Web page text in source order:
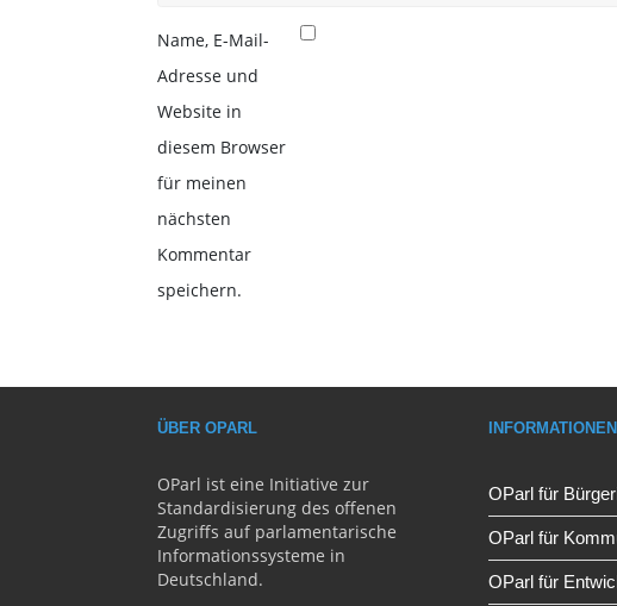
Name, E-Mail-
Adresse und
Website in
diesem Browser
für meinen
nächsten
Kommentar
speichern.
ÜBER OPARL
OParl ist eine Initiative zur
Standardisierung des offenen
Zugriffs auf parlamentarische
Informationssysteme in
Deutschland.
INFORMATIONEN
OParl für
OParl für
OParl für